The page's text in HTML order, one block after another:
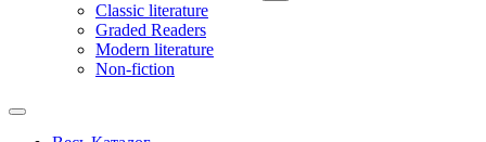
Classic literature
Graded Readers
Modern literature
Non-fiction